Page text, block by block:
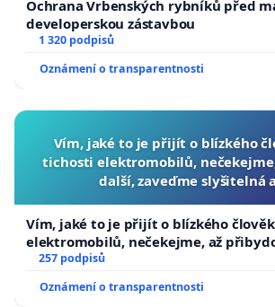
Ochrana Vrbenských rybníků před
developerskou zástavbou
1 320 podpisů
Oznámení o transparentnosti
Vím, jaké to je přijít o blízkého
tichosti elektromobilů,
další, zaveďme slyšitelná
Vím, jaké to je přijít o blízkého
elektromobilů, nečekejme, až
zaveďme slyšitelná auta!
257 podpisů
Oznámení o transparentnosti